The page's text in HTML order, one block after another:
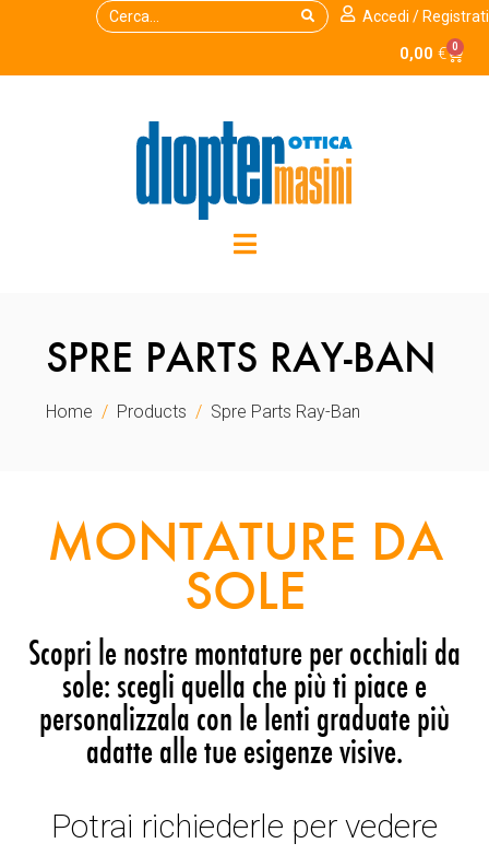
Accedi / Registrati
0,00 € 0
SPRE PARTS RAY-BAN
Home Products Spre Parts Ray-Ban
MONTATURE DA
SOLE
Scopri le nostre montature per occhiali da
sole: scegli quella che più ti piace e
personalizzala con le lenti graduate più
adatte alle tue esigenze visive.
Potrai richiederle per vedere